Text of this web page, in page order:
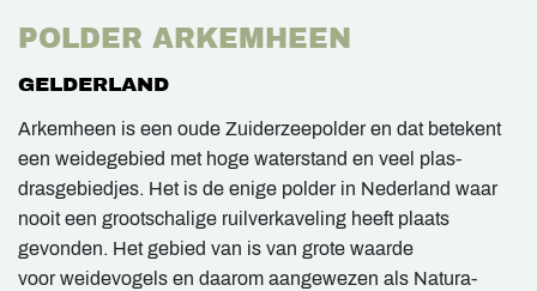
POLDER ARKEMHEEN
GELDERLAND
Arkemheen is een oude Zuiderzeepolder en dat betekent
een weidegebied met hoge waterstand en veel plas-
drasgebiedjes. Het is de enige polder in Nederland waar
nooit een grootschalige ruilverkaveling heeft plaats
gevonden. Het gebied van is van grote waarde
voor weidevogels en daarom aangewezen als Natura-